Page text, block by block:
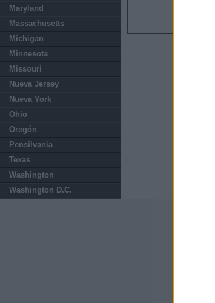
Maryland
Massachusetts
Michigan
Minnesota
Missouri
Nueva Jersey
Nueva York
Ohio
Oregón
Pensilvania
Texas
Washington
Washington D.C.